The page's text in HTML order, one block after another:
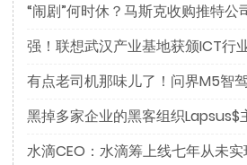
“闹剧”何时休？马斯克收购推特公
强！联想武汉产业基地获颁ICT行
黑掉多家企业的黑客组织Lapsus$